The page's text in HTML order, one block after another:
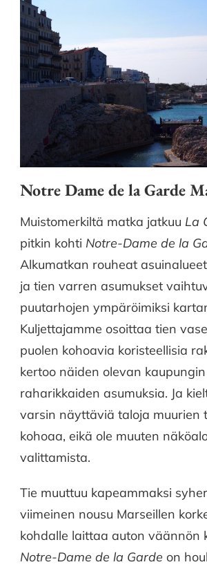
Notre Dame de la Garde
Muistomerkiltä matka jatkuu La
pitkin kohti Notre-Dame de la
Alkumatkan rouheat
ja tien varren asumukset
puutarhojen ympäröimiksi
Kuljettajamme osoittaa tien
puolen kohoavia koristeellisia
kertoo näiden olevan
raharikkaiden asumuksia. Ja
varsin näyttäviä taloja muurien
kohoaa, eikä ole muuten
valittamista.
Tie muuttuu kapeammaksi
viimeinen nousu Marseillen
kohdalle laittaa auton väännön
Notre-Dame de la Garde on